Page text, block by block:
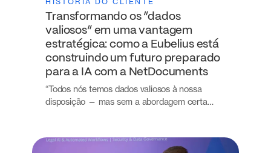
Transformando os “dados
valiosos” em uma vantagem
estratégica: como a Eubelius está
construindo um futuro preparado
para a IA com a NetDocuments
“Todos nós temos dados valiosos à nossa
disposição — mas sem a abordagem certa…